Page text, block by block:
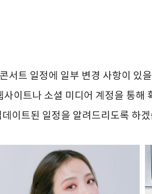
서트 일정에 일부 변경 사항이 있
이트나 소셜 미디어 계정을 통해
이트된 일정을 알려드리도록 하